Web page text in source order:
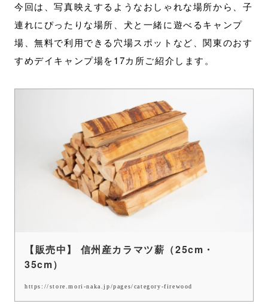
今回は、写真映えするようなおしゃれな場所から、子
連れにぴったりな場所、犬と一緒に遊べるキャンプ
場、無料で利用できる穴場スポットなど、関東のおす
すめデイキャンプ場を17カ所ご紹介します。
【販売中】 信州産カラマツ薪（25cm・
35cm）
https://store.mori-naka.jp/pages/category-firewood